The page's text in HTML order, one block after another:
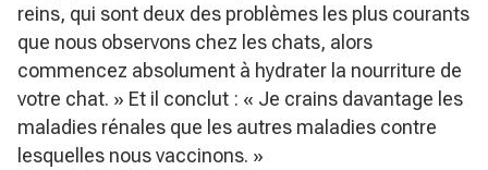
reins, qui sont deux des problèmes les plus courants
que nous observons chez les chats, alors
commencez absolument à hydrater la nourriture de
votre chat. » Et il conclut : « Je crains davantage les
maladies rénales que les autres maladies contre
lesquelles nous vaccinons. »